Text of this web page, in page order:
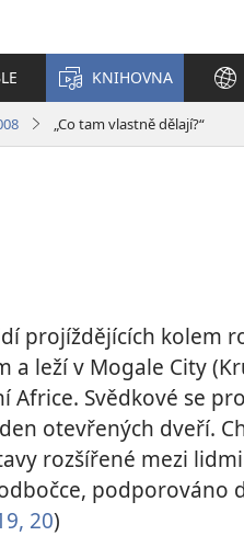
KNIHOVNA
„Co tam vlastně dělají?“
projíždějících kolem
a leží v Mogale City
Africe. Svědkové se
otevřených dveří.
rozšířené mezi
podporováno
20)